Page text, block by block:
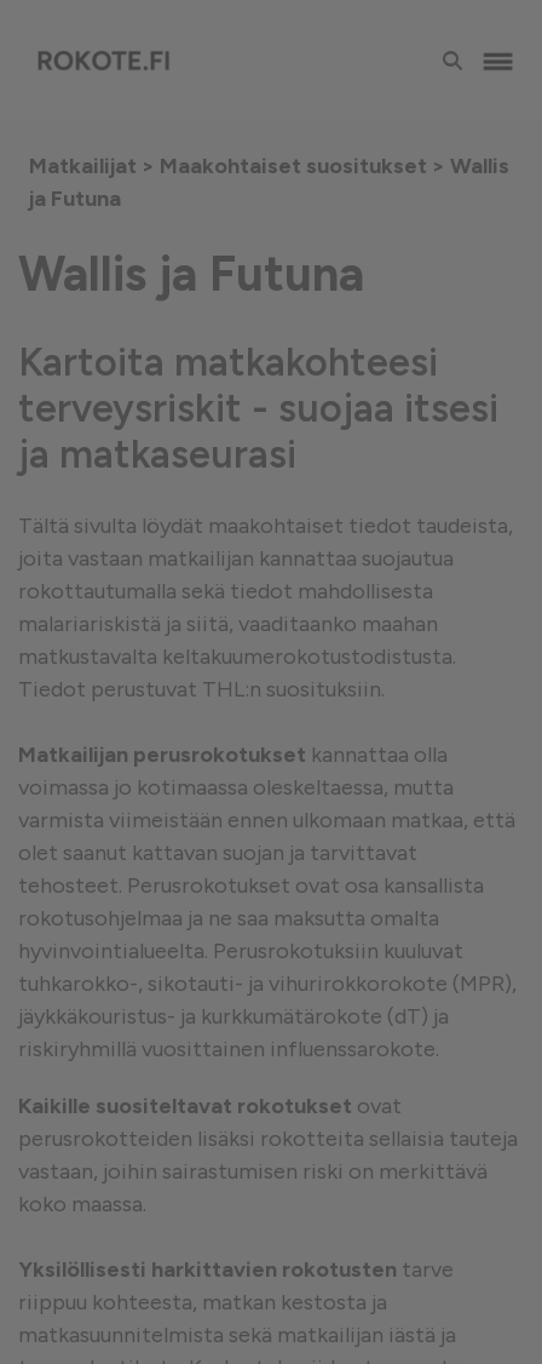
Matkailijat > Maakohtaiset suositukset > Wallis
ja Futuna
Wallis ja Futuna
Kartoita matkakohteesi
terveysriskit - suojaa itsesi
ja matkaseurasi
Tältä sivulta löydät maakohtaiset tiedot taudeista,
joita vastaan matkailijan kannattaa suojautua
rokottautumalla sekä tiedot mahdollisesta
malariariskistä ja siitä, vaaditaanko maahan
matkustavalta keltakuumerokotustodistusta.
Tiedot perustuvat THL:n suosituksiin.
Matkailijan perusrokotukset kannattaa olla
voimassa jo kotimaassa oleskeltaessa, mutta
varmista viimeistään ennen ulkomaan matkaa, että
olet saanut kattavan suojan ja tarvittavat
tehosteet. Perusrokotukset ovat osa kansallista
rokotusohjelmaa ja ne saa maksutta omalta
hyvinvointialueelta. Perusrokotuksiin kuuluvat
tuhkarokko-, sikotauti- ja vihurirokkorokote (MPR),
jäykkäkouristus- ja kurkkumätärokote (dT) ja
riskiryhmillä vuosittainen influenssarokote.
Kaikille suositeltavat rokotukset ovat
perusrokotteiden lisäksi rokotteita sellaisia tauteja
vastaan, joihin sairastumisen riski on merkittävä
koko maassa.
Yksilöllisesti harkittavien rokotusten tarve
riippuu kohteesta, matkan kestosta ja
matkasuunnitelmista sekä matkailijan iästä ja